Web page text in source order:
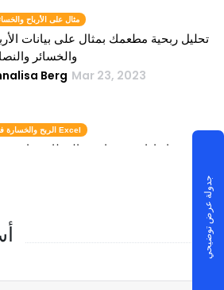
مثال على الأرباح
تحليل ربحية مطعمك بمثال على بيانات
والخسائر
Berg Mar 23, 2023
الربح والخسارة في Excel
التنبؤ بإيرادات ومصاريف المطاعم
لأصحاب
جدولة عرض توضيحي